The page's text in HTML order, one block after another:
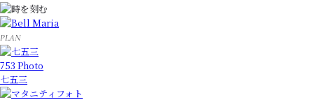
PLAN
753 Photo
七五三